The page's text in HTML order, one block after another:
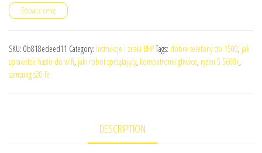
Zobacz cenę
SKU: 0b818edeed11 Category: Instrukcje i znaki BHPTags: dobre telefony do 1500, jak
sprawdzić hasło do wifi, jaki robot sprzątający, komputronik gliwice, ryzen 5 5600x,
samsung s20 fe
DESCRIPTION